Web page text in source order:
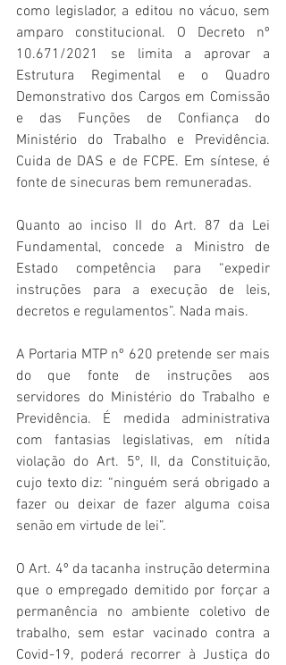
como legislador, a editou no vácuo, sem
amparo constitucional. O Decreto nº
10.671/2021 se limita a aprovar a
Estrutura Regimental e o Quadro
Demonstrativo dos Cargos em Comissão
e das Funções de Confiança do
Ministério do Trabalho e Previdência.
Cuida de DAS e de FCPE. Em síntese, é
fonte de sinecuras bem remuneradas.
Quanto ao inciso II do Art. 87 da Lei
Fundamental, concede a Ministro de
Estado competência para “expedir
instruções para a execução de leis,
decretos e regulamentos”. Nada mais.
A Portaria MTP nº 620 pretende ser mais
do que fonte de instruções aos
servidores do Ministério do Trabalho e
Previdência. É medida administrativa
com fantasias legislativas, em nítida
violação do Art. 5º, II, da Constituição,
cujo texto diz: “ninguém será obrigado a
fazer ou deixar de fazer alguma coisa
senão em virtude de lei”.
O Art. 4º da tacanha instrução determina
que o empregado demitido por forçar a
permanência no ambiente coletivo de
trabalho, sem estar vacinado contra a
Covid-19, poderá recorrer à Justiça do